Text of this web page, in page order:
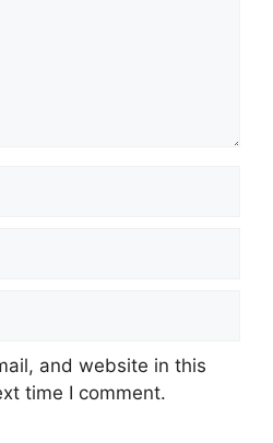
and website in this
time I comment.